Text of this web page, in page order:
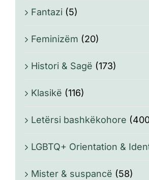
Fantazi (5)
Feminizëm (20)
Histori & Sagë (173)
Klasikë (116)
Letërsi bashkëkohore
LGBTQ+ Orientation &
Mister & suspancë (58)